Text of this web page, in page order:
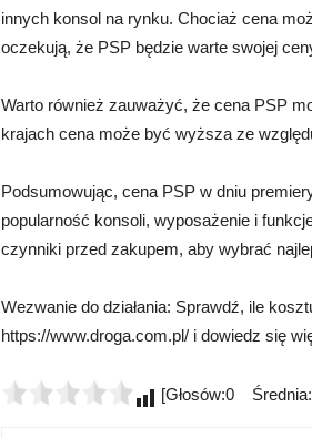
innych konsol na rynku. Chociaż cena
oczekują, że PSP będzie warte swojej
Warto również zauważyć, że cena PSP
krajach cena może być wyższa ze
Podsumowując, cena PSP w dniu
popularność konsoli, wyposażenie i
czynniki przed zakupem, aby wybrać
Wezwanie do działania: Sprawdź, ile
https://www.droga.com.pl/ i dowiedz się
[Głosów:0